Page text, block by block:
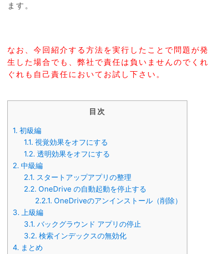
ます。
なお、今回紹介する方法を実行したことで問題が発
生した場合でも、弊社で責任は負いませんのでくれ
ぐれも自己責任においてお試し下さい。
目次
1. 初級編
1.1. 視覚効果をオフにする
1.2. 透明効果をオフにする
2. 中級編
2.1. スタートアップアプリの整理
2.2. OneDrive の自動起動を停止する
2.2.1. OneDriveのアンインストール（削除）
3. 上級編
3.1. バックグラウンド アプリの停止
3.2. 検索インデックスの無効化
4. まとめ